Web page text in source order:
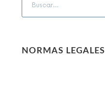
NORMAS LEGALES